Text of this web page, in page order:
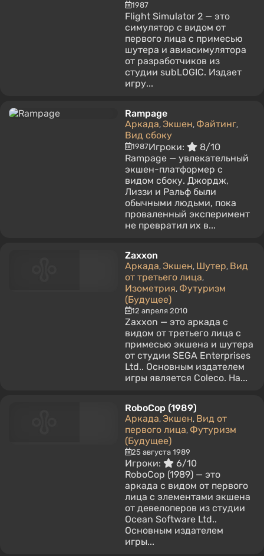
1987
Flight Simulator 2 — это
симулятор с видом от
первого лица с примесью
шутера и авиасимулятора
от разработчиков из
студии subLOGIC. Издает
игру...
Rampage
Аркада, Экшен, Файтинг,
Вид сбоку
1987Игроки:
8/10
Rampage — увлекательный
экшен-платформер с
видом сбоку. Джордж,
Лиззи и Ральф были
обычными людьми, пока
проваленный эксперимент
не превратил их в...
Zaxxon
Аркада, Экшен, Шутер, Вид
от третьего лица,
Изометрия, Футуризм
(Будущее)
12 апреля 2010
Zaxxon — это аркада с
видом от третьего лица с
примесью экшена и шутера
от студии SEGA Enterprises
Ltd.. Основным издателем
игры является Coleco. На...
RoboCop (1989)
Аркада, Экшен, Вид от
первого лица, Футуризм
(Будущее)
25 августа 1989
Игроки:
6/10
RoboCop (1989) — это
аркада с видом от первого
лица с элементами экшена
от девелоперов из студии
Ocean Software Ltd..
Основным издателем
игры...